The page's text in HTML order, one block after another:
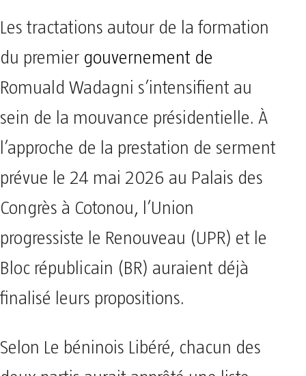
Les tractations autour de la formation
du premier gouvernement de
Romuald Wadagni s’intensifient au
sein de la mouvance présidentielle. À
l’approche de la prestation de serment
prévue le 24 mai 2026 au Palais des
Congrès à Cotonou, l’Union
progressiste le Renouveau (UPR) et le
Bloc républicain (BR) auraient déjà
finalisé leurs propositions.
Selon Le béninois Libéré, chacun des